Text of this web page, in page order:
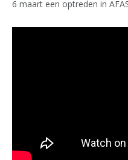
6 maart een optreden in